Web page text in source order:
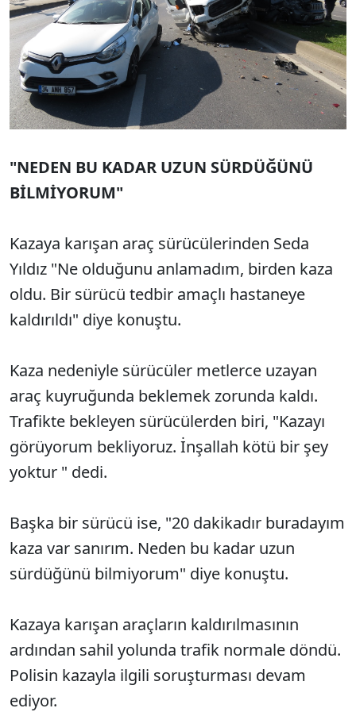
"NEDEN BU KADAR UZUN SÜRDÜĞÜNÜ
BİLMİYORUM"
Kazaya karışan araç sürücülerinden Seda
Yıldız "Ne olduğunu anlamadım, birden kaza
oldu. Bir sürücü tedbir amaçlı hastaneye
kaldırıldı" diye konuştu.
Kaza nedeniyle sürücüler metlerce uzayan
araç kuyruğunda beklemek zorunda kaldı.
Trafikte bekleyen sürücülerden biri, "Kazayı
görüyorum bekliyoruz. İnşallah kötü bir şey
yoktur " dedi.
Başka bir sürücü ise, "20 dakikadır buradayım
kaza var sanırım. Neden bu kadar uzun
sürdüğünü bilmiyorum" diye konuştu.
Kazaya karışan araçların kaldırılmasının
ardından sahil yolunda trafik normale döndü.
Polisin kazayla ilgili soruşturması devam
ediyor.